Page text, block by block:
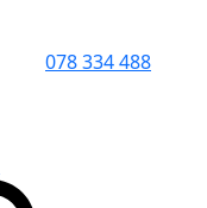
078 334 488